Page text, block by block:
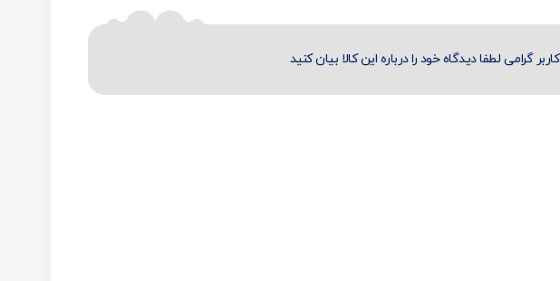
کاربر گرامی لطفا دیدگاه خود را درباره این کالا بیان کنید